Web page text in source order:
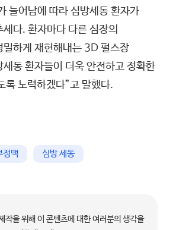
늘어남에 따라 심방세동 환자가
다. 환자마다 다른 심장의
밀하게 재현해내는 3D 펄스장
동 환자들이 더욱 안전하고 정확한
록 노력하겠다”고 말했다.
정맥 심방 세동
작을 위해 이 콘텐츠에 대한 여러분의 생각을